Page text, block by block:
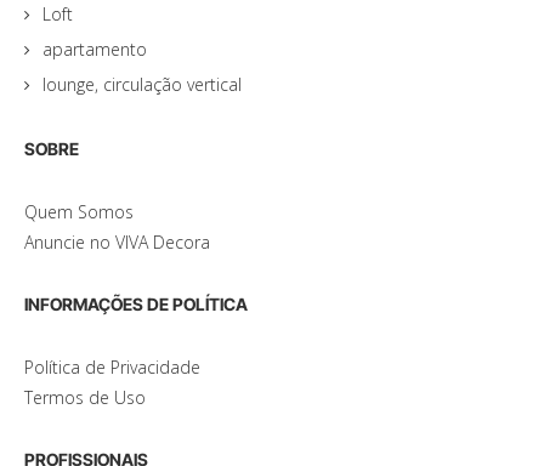
Loft
apartamento
lounge, circulação vertical
SOBRE
Quem Somos
Anuncie no VIVA Decora
INFORMAÇÕES DE POLÍTICA
Política de Privacidade
Termos de Uso
PROFISSIONAIS